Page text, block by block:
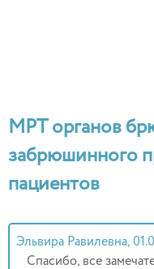
МРТ органов
забрюшинного
пациентов
Эльвира Равилевна,
Спасибо, все